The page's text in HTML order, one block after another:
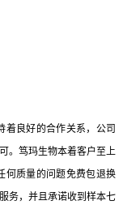
着良好的合作关系，公司
。笃玛生物本着客户至上
何质量的问题免费包退换
务，并且承诺收到样本七